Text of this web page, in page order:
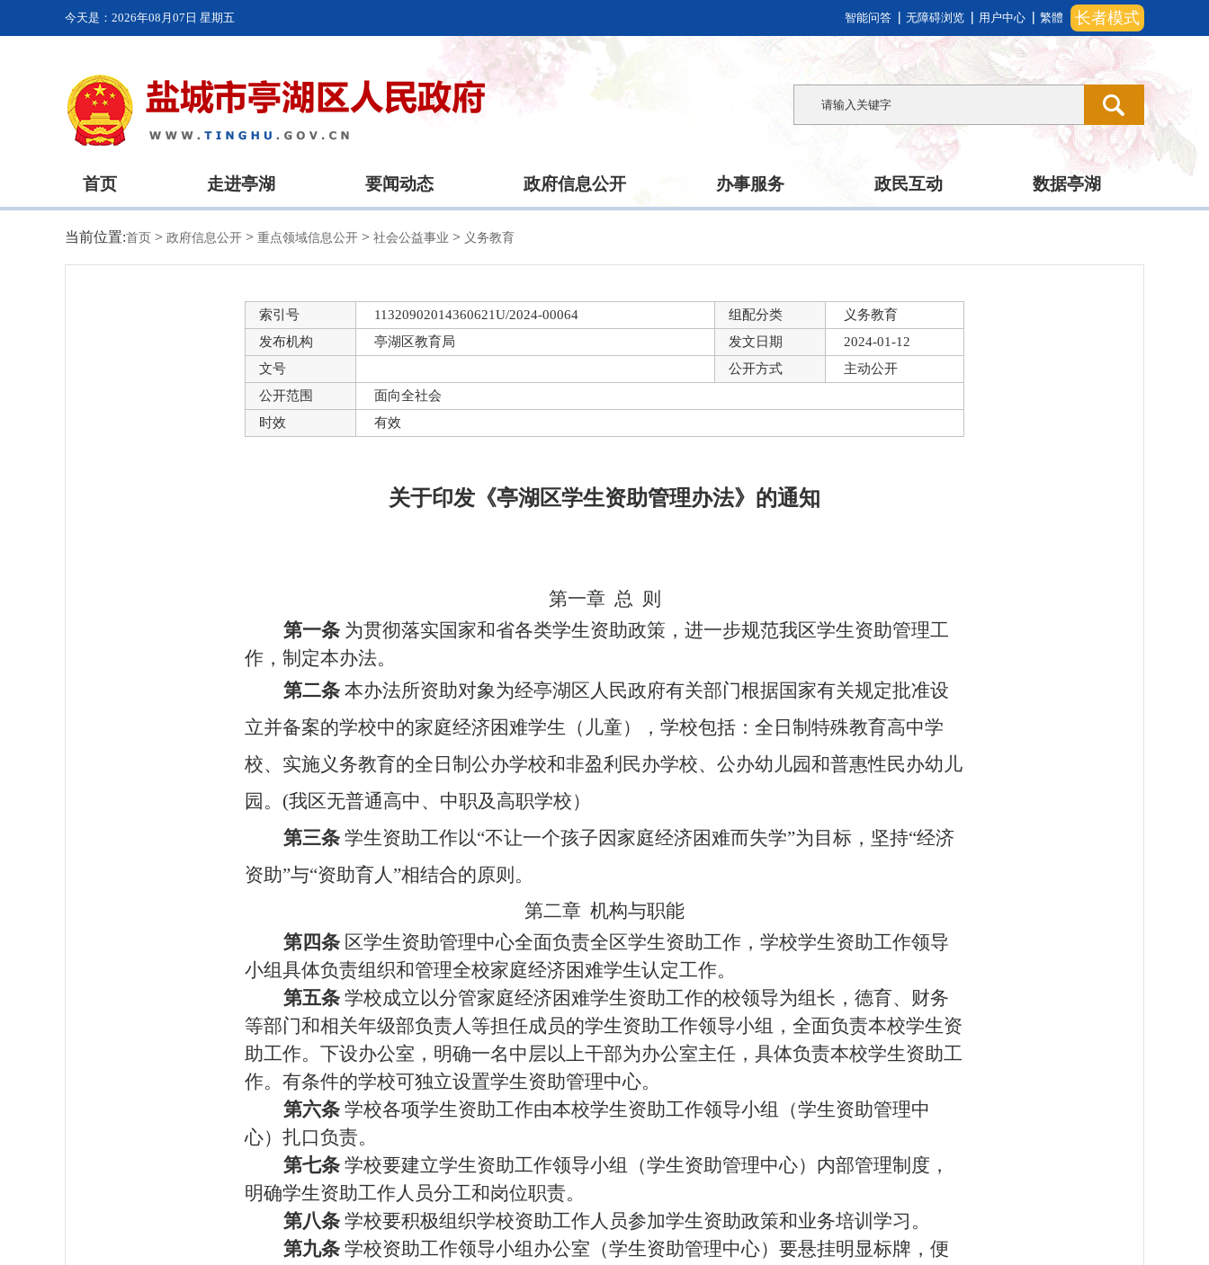
今天是： 2026年08月07日 星期五 智能问答 无障碍浏览 用户中心 繁體 长者模式
首页 走进亭湖 要闻动态 政府信息公开 办事服务 政民互动 数据亭湖
当前位置:首页 > 政府信息公开 > 重点领域信息公开 > 社会公益事业 > 义务教育
索引号 11320902014360621U/2024-00064 组配分类
义务教育
发布机构
亭湖区教育局 发文日期
2024-01-12
文号
公开方式
主动公开
公开范围
面向全社会
时效
有效
关于印发《亭湖区学生资助管理办法》的通知
第一章 总 则
第一条 为贯彻落实国家和省各类学生资助政策，进一步规范我区学生资助管理工
作，制定本办法。
第二条 本办法所资助对象为经亭湖区人民政府有关部门根据国家有关规定批准设
立并备案的学校中的家庭经济困难学生（儿童），学校包括：全日制特殊教育高中学
校、实施义务教育的全日制公办学校和非盈利民办学校、公办幼儿园和普惠性民办幼儿
园。 (我区无普通高中、中职及高职学校）
第三条 学生资助工作以“不让一个孩子因家庭经济困难而失学”为目标，坚持“经济
资助”与“资助育人”相结合的原则。
第二章 机构与职能
第四条 区学生资助管理中心全面负责全区学生资助工作，学校学生资助工作领导
小组具体负责组织和管理全校家庭经济困难学生认定工作。
第五条 学校成立以分管家庭经济困难学生资助工作的校领导为组长，德育、财务
等部门和相关年级部负责人等担任成员的学生资助工作领导小组，全面负责本校学生资
助工作。下设办公室，明确一名中层以上干部为办公室主任，具体负责本校学生资助工
作。有条件的学校可独立设置学生资助管理中心。
第六条 学校各项学生资助工作由本校学生资助工作领导小组（学生资助管理中
心）扎口负责。
第七条 学校要建立学生资助工作领导小组（学生资助管理中心）内部管理制度，
明确学生资助工作人员分工和岗位职责。
第八条 学校要积极组织学校资助工作人员参加学生资助政策和业务培训学习。
第九条 学校资助工作领导小组办公室（学生资助管理中心）要悬挂明显标牌，便